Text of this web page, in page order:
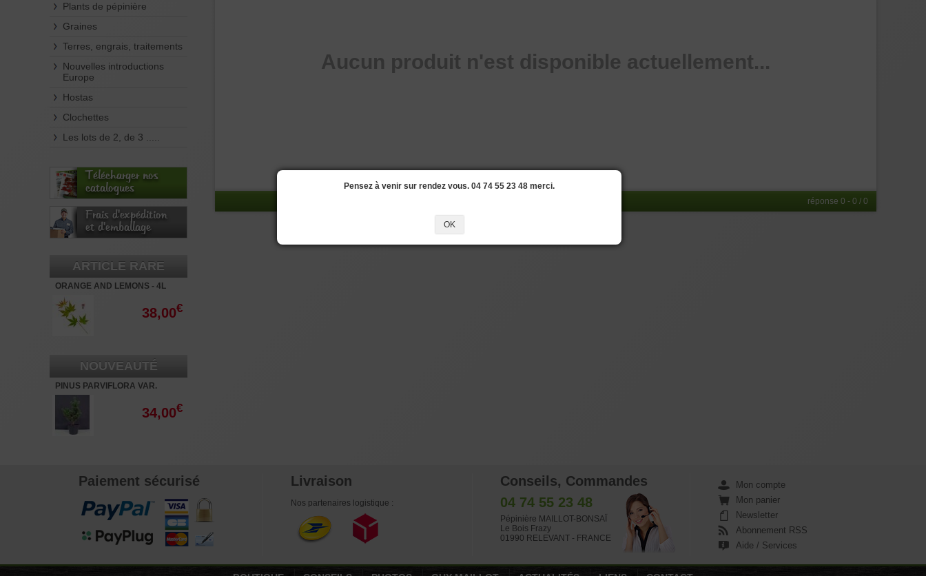
Plants de pépinière
Graines
Terres, engrais, traitements
Nouvelles introductions
Europe
Hostas
Clochettes
Les lots de 2, de 3 .....
Télécharger nos
catalogues
Frais d'expédition
et d'emballage
ARTICLE RARE
ORANGE AND LEMONS - 4L
38,00€
NOUVEAUTÉ
PINUS PARVIFLORA VAR.
NEGISHI 3 LITRES
34,00€
Aucun produit n'est disponible actuellement...
réponse 0 - 0 / 0
Paiement sécurisé Livraison
Nos partenaires logistique :
Conseils, Commandes
04 74 55 23 48
Pépinière MAILLOT-BONSAÏ
Le Bois Frazy
01990 RELEVANT - FRANCE
Mon compte
Mon panier
Newsletter
Abonnement RSS
Aide / Services
Pensez à venir sur rendez vous. 04 74 55 23 48 merci.
OK